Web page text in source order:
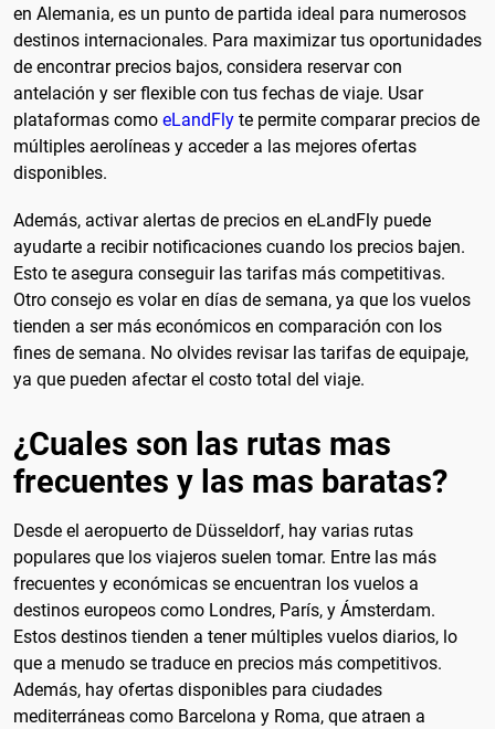
en Alemania, es un punto de partida ideal para numerosos
destinos internacionales. Para maximizar tus oportunidades
de encontrar precios bajos, considera reservar con
antelación y ser flexible con tus fechas de viaje. Usar
plataformas como eLandFly te permite comparar precios de
múltiples aerolíneas y acceder a las mejores ofertas
disponibles.
Además, activar alertas de precios en eLandFly puede
ayudarte a recibir notificaciones cuando los precios bajen.
Esto te asegura conseguir las tarifas más competitivas.
Otro consejo es volar en días de semana, ya que los vuelos
tienden a ser más económicos en comparación con los
fines de semana. No olvides revisar las tarifas de equipaje,
ya que pueden afectar el costo total del viaje.
¿Cuales son las rutas mas
frecuentes y las mas baratas?
Desde el aeropuerto de Düsseldorf, hay varias rutas
populares que los viajeros suelen tomar. Entre las más
frecuentes y económicas se encuentran los vuelos a
destinos europeos como Londres, París, y Ámsterdam.
Estos destinos tienden a tener múltiples vuelos diarios, lo
que a menudo se traduce en precios más competitivos.
Además, hay ofertas disponibles para ciudades
mediterráneas como Barcelona y Roma, que atraen a